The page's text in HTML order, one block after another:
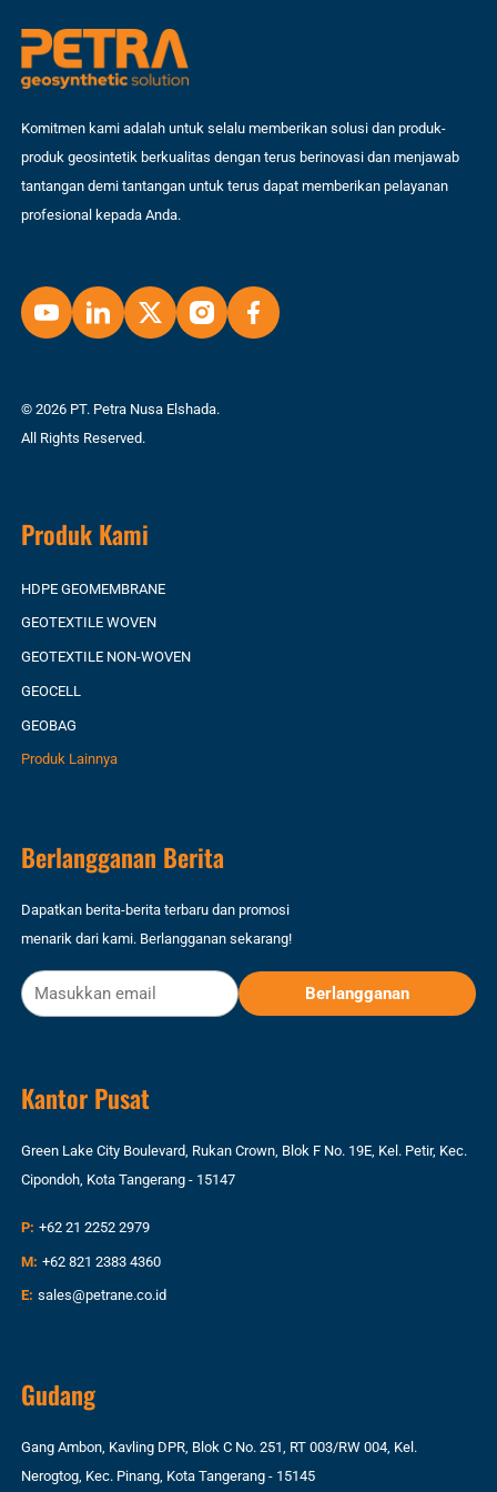
Komitmen kami adalah untuk selalu memberikan solusi dan produk-
produk geosintetik berkualitas dengan terus berinovasi dan menjawab
tantangan demi tantangan untuk terus dapat memberikan pelayanan
profesional kepada Anda.
© 2026 PT. Petra Nusa Elshada.
All Rights Reserved.
Produk Kami
HDPE GEOMEMBRANE
GEOTEXTILE WOVEN
GEOTEXTILE NON-WOVEN
GEOCELL
GEOBAG
Produk Lainnya
Berlangganan Berita
Dapatkan berita-berita terbaru dan promosi
menarik dari kami. Berlangganan sekarang!
Kantor Pusat
Green Lake City Boulevard, Rukan Crown, Blok F No. 19E, Kel. Petir, Kec.
Cipondoh, Kota Tangerang - 15147
P: +62 21 2252 2979
M: +62 821 2383 4360
E: sales@petrane.co.id
Gudang
Gang Ambon, Kavling DPR, Blok C No. 251, RT 003/RW 004, Kel.
Nerogtog, Kec. Pinang, Kota Tangerang - 15145